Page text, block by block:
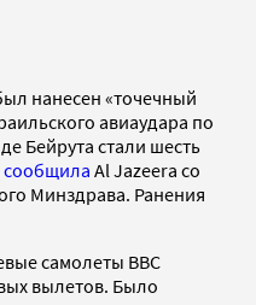
нанесен «точечный
авиаудара по
Бейрута стали шесть
сообщила Al Jazeera со
Минздрава. Ранения
самолеты ВВС
вылетов. Было